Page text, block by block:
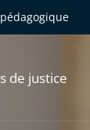
de justice